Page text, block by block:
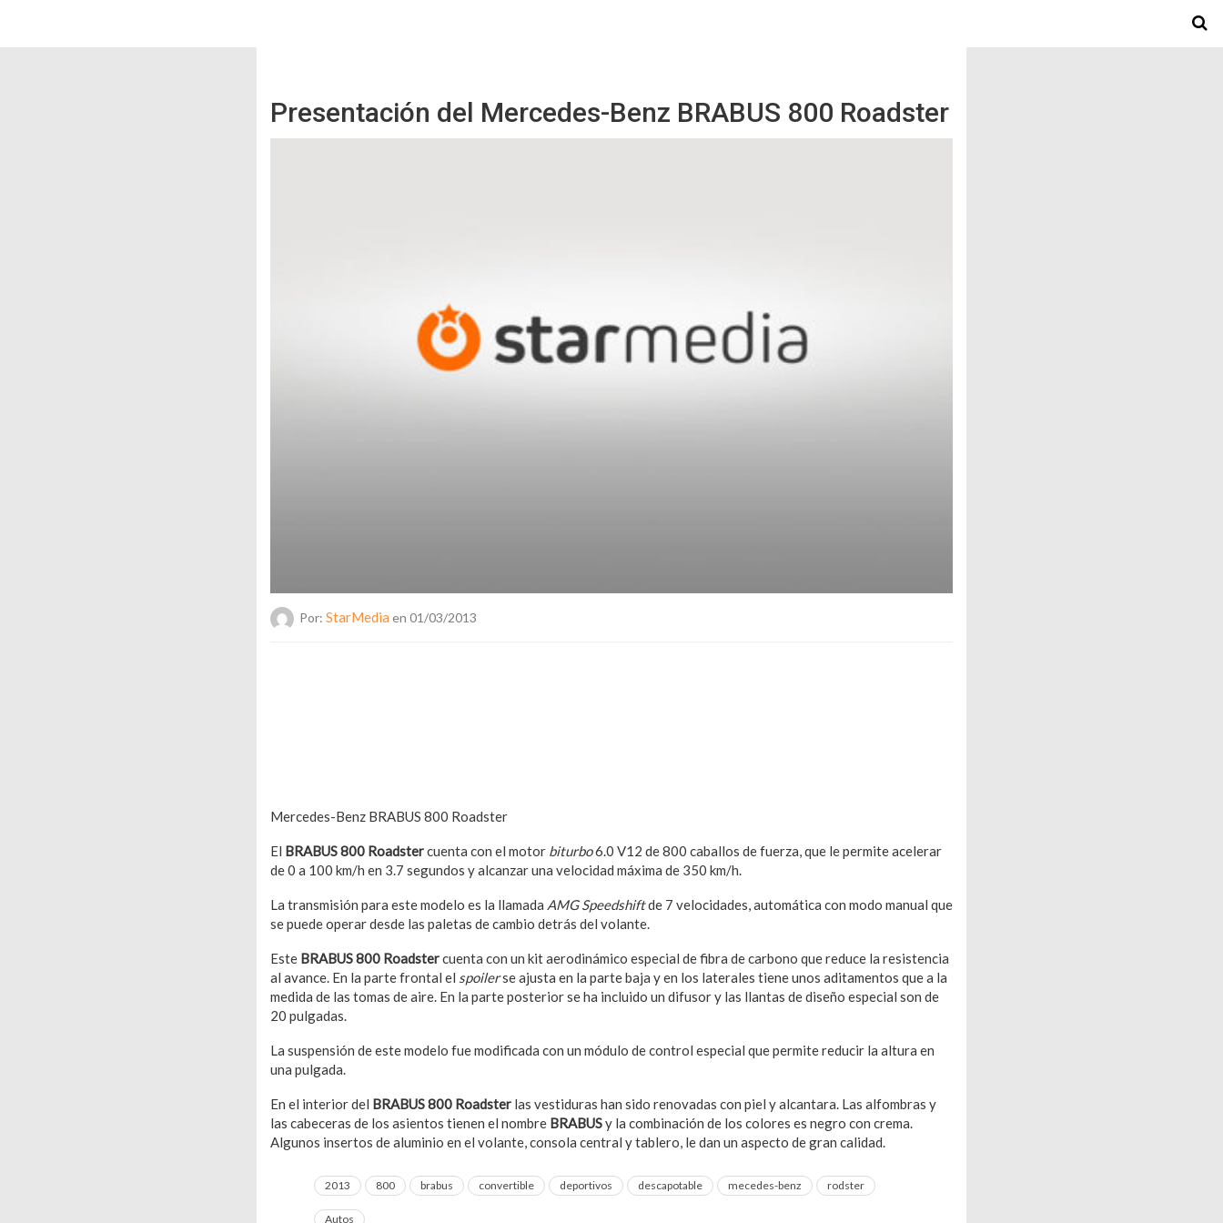
Presentación del Mercedes-Benz BRABUS 800 Roadster
Por: StarMedia en 01/03/2013
Mercedes-Benz BRABUS 800 Roadster
El BRABUS 800 Roadstercuenta con el motor biturbo6.0 V12 de 800 caballos de fuerza, que le permite acelerar
de 0 a 100 km/h en 3.7 segundos y alcanzar una velocidad máxima de 350 km/h.
La transmisión para este modelo es la llamada AMG Speedshiftde 7 velocidades, automática con modo manual que
se puede operar desde las paletas de cambio detrás del volante.
Este BRABUS 800 Roadstercuenta con un kit aerodinámico especial de fibra de carbono que reduce la resistencia
al avance. En la parte frontal el spoilerse ajusta en la parte baja y en los laterales tiene unos aditamentos que a la
medida de las tomas de aire. En la parte posterior se ha incluido un difusor y las llantas de diseño especial son de
20 pulgadas.
La suspensión de este modelo fue modificada con un módulo de control especial que permite reducir la altura en
una pulgada.
En el interior del BRABUS 800 Roadster las vestiduras han sido renovadas con piel y alcantara. Las alfombras y
las cabeceras de los asientos tienen el nombre BRABUSy la combinación de los colores es negro con crema.
Algunos insertos de aluminio en el volante, consola central y tablero, le dan un aspecto de gran calidad.
2013 800 brabus convertible deportivos descapotable mecedes-benz rodster
Autos